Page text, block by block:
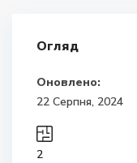
Огляд
Оновлено:
22 Серпня, 2024
2